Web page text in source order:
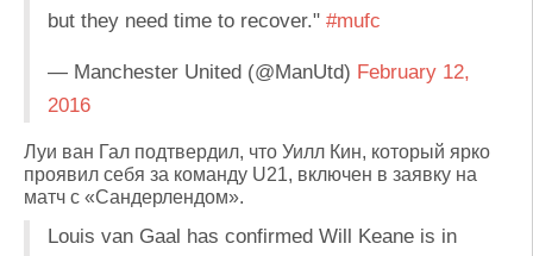
but they need time to recover." #mufc
— Manchester United (@ManUtd) February 12,
2016
Луи ван Гал подтвердил, что Уилл Кин, который ярко
проявил себя за команду U21, включен в заявку на
матч с «Сандерлендом».
Louis van Gaal has confirmed Will Keane is in